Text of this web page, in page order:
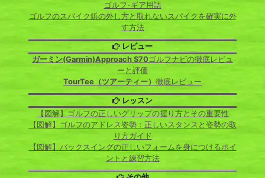
ゴルフ-ギア用語
ゴルフのスパイク鋲の外し方と取れないスパイクを確実に外
す方法
レビュー
ガーミン(Garmin)Approach S70ゴルフナビの徹底レビュ
ーと評価
TourTee（ツアーティー） 徹底レビュー
レッスン
【図解】ゴルフの正しいグリップの握り方とその重要性
【図解】ゴルフのアドレス姿勢：正しいスタンスと姿勢の取
り方ガイド
【図解】バックスイングの正しいフォームを身につけるポイ
ントと練習方法